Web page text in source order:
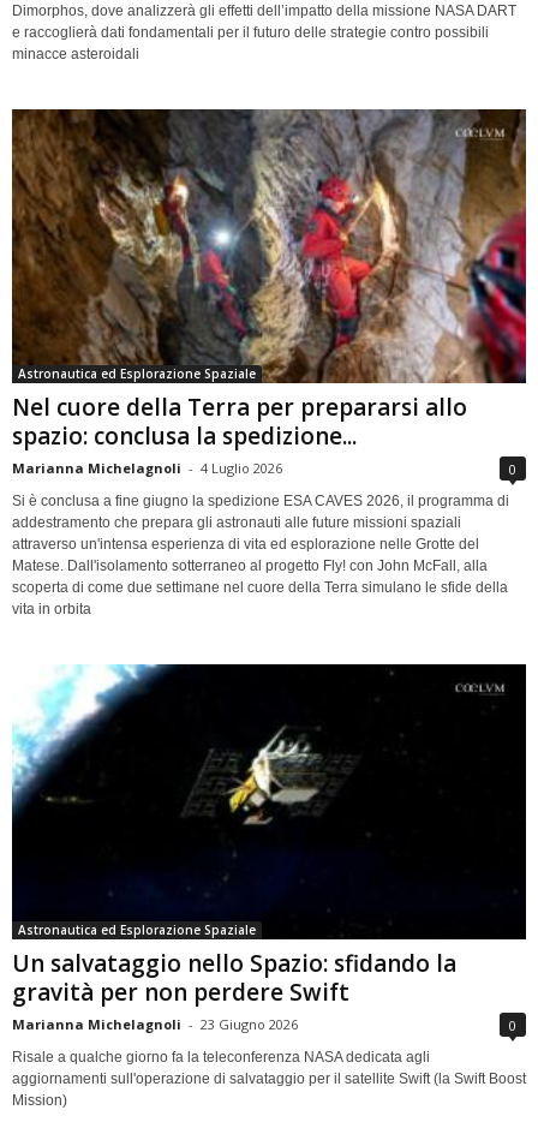
Dimorphos, dove analizzerà gli effetti dell’impatto della missione NASA DART
e raccoglierà dati fondamentali per il futuro delle strategie contro possibili
minacce asteroidali
Astronautica ed Esplorazione Spaziale
Nel cuore della Terra per prepararsi allo
spazio: conclusa la spedizione...
Marianna Michelagnoli - 4 Luglio 2026 0
Si è conclusa a fine giugno la spedizione ESA CAVES 2026, il programma di
addestramento che prepara gli astronauti alle future missioni spaziali
attraverso un'intensa esperienza di vita ed esplorazione nelle Grotte del
Matese. Dall'isolamento sotterraneo al progetto Fly! con John McFall, alla
scoperta di come due settimane nel cuore della Terra simulano le sfide della
vita in orbita
Astronautica ed Esplorazione Spaziale
Un salvataggio nello Spazio: sfidando la
gravità per non perdere Swift
Marianna Michelagnoli - 23 Giugno 2026 0
Risale a qualche giorno fa la teleconferenza NASA dedicata agli
aggiornamenti sull'operazione di salvataggio per il satellite Swift (la Swift Boost
Mission)